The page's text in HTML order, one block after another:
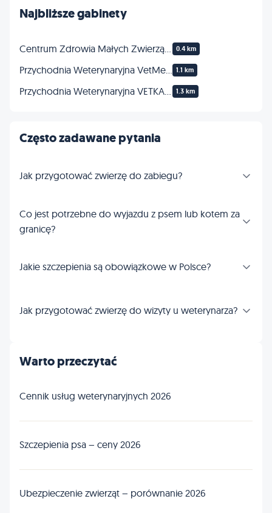
Najbliższe gabinety
0.4 km
1.1 km
1.3 km
Często zadawane pytania
Jak przygotować zwierzę do zabiegu?
Co jest potrzebne do wyjazdu z psem lub kotem za
granicę?
Jakie szczepienia są obowiązkowe w Polsce?
Jak przygotować zwierzę do wizyty u weterynarza?
Warto przeczytać
Cennik usług weterynaryjnych 2026
Szczepienia psa – ceny 2026
Ubezpieczenie zwierząt – porównanie 2026